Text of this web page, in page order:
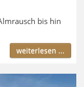
bis hin
weiterlesen ...